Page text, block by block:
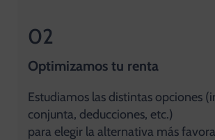
02
Optimizamos tu renta
Estudiamos las distintas opciones
conjunta, deducciones, etc.)
para elegir la alternativa más